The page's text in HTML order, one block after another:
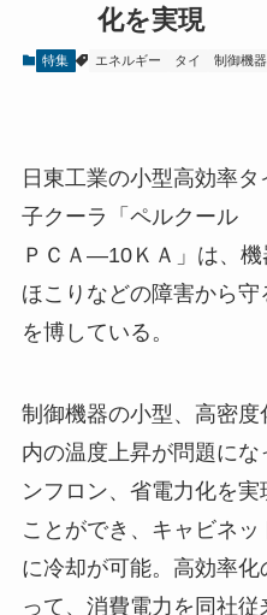
化を実現
特集 エネルギー タイ 制御機器
日東工業の小型高効率
子クーラ「ペルクール
ＰＣＡ―10ＫＡ」は、機
ほこりなどの障害から
を博している。
制御機器の小型、高密度
内の温度上昇が問題に
ンフロン、省電力化を
ことができ、キャビネ
に冷却が可能。高効率
って、消費電力を同社